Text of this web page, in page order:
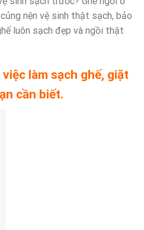
nện vệ sinh thật sạch, bảo
luôn sạch đẹp và ngồi thật
làm sạch ghế, giặt
cần biết.